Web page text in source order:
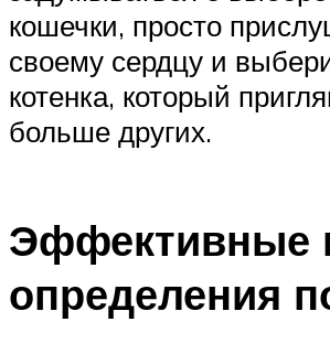
кошечки, просто
своему сердцу и
котенка, который
больше других.
Эффективные
определения